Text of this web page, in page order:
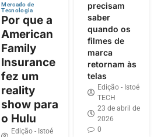
Mercado de
Tecnologia
Por que a
American
Family
Insurance
fez um
reality
show para
o Hulu
Edição - Istoé
precisam
saber
quando os
filmes de
marca
retornam às
telas
Edição - Istoé
TECH
23 de abril de
2026
0